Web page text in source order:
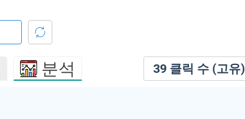
39 클릭 수 (고유)
분석